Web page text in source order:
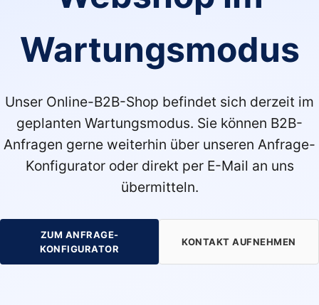
Wartungsmodus
Unser Online-B2B-Shop befindet sich derzeit im
geplanten Wartungsmodus. Sie können B2B-
Anfragen gerne weiterhin über unseren Anfrage-
Konfigurator oder direkt per E-Mail an uns
übermitteln.
ZUM ANFRAGE-
KONFIGURATOR
KONTAKT AUFNEHMEN